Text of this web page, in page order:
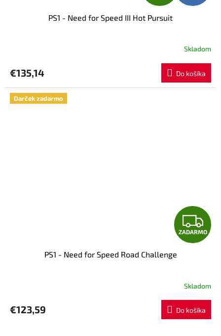
A
D
A
R
M
PS1 - Need for Speed III Hot Pursuit
Skladom
€135,14 Do košíka
Darček zadarmo
Z
A
A
R
M
ZADARMO
PS1 - Need for Speed Road Challenge
Skladom
€123,59 Do košíka